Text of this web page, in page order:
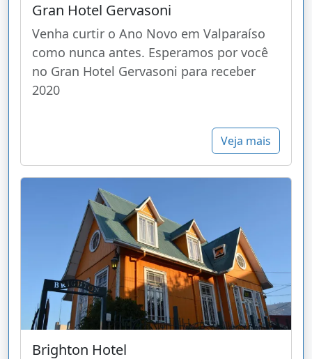
Gran Hotel Gervasoni
Venha curtir o Ano Novo em Valparaíso
como nunca antes. Esperamos por você
no Gran Hotel Gervasoni para receber
2020
Veja mais
Brighton Hotel